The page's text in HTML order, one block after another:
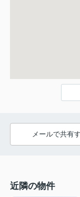
メールで共有
近隣の物件